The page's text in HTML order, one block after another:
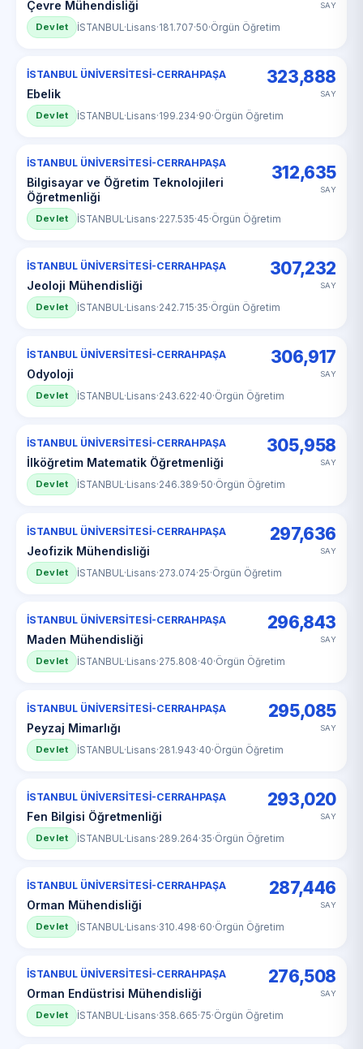
Çevre Mühendisliği SAY
Devlet İSTANBUL ·Lisans·181.707·50·Örgün Öğretim
İSTANBUL ÜNİVERSİTESİ-CERRAHPAŞA
Ebelik
323,888
SAY
Devlet İSTANBUL ·Lisans·199.234·90·Örgün Öğretim
İSTANBUL ÜNİVERSİTESİ-CERRAHPAŞA
Bilgisayar ve Öğretim Teknolojileri
Öğretmenliği
312,635
SAY
Devlet İSTANBUL ·Lisans·227.535·45·Örgün Öğretim
İSTANBUL ÜNİVERSİTESİ-CERRAHPAŞA
Jeoloji Mühendisliği
307,232
SAY
Devlet İSTANBUL ·Lisans·242.715·35·Örgün Öğretim
İSTANBUL ÜNİVERSİTESİ-CERRAHPAŞA
Odyoloji
306,917
SAY
Devlet İSTANBUL ·Lisans·243.622·40·Örgün Öğretim
İSTANBUL ÜNİVERSİTESİ-CERRAHPAŞA
İlköğretim Matematik Öğretmenliği
305,958
SAY
Devlet İSTANBUL ·Lisans·246.389·50·Örgün Öğretim
İSTANBUL ÜNİVERSİTESİ-CERRAHPAŞA
Jeofizik Mühendisliği
297,636
SAY
Devlet İSTANBUL ·Lisans·273.074·25·Örgün Öğretim
İSTANBUL ÜNİVERSİTESİ-CERRAHPAŞA
Maden Mühendisliği
296,843
SAY
Devlet İSTANBUL ·Lisans·275.808·40·Örgün Öğretim
İSTANBUL ÜNİVERSİTESİ-CERRAHPAŞA
Peyzaj Mimarlığı
295,085
SAY
Devlet İSTANBUL ·Lisans·281.943·40·Örgün Öğretim
İSTANBUL ÜNİVERSİTESİ-CERRAHPAŞA
Fen Bilgisi Öğretmenliği
293,020
SAY
Devlet İSTANBUL ·Lisans·289.264·35·Örgün Öğretim
İSTANBUL ÜNİVERSİTESİ-CERRAHPAŞA
Orman Mühendisliği
287,446
SAY
Devlet İSTANBUL ·Lisans·310.498·60·Örgün Öğretim
İSTANBUL ÜNİVERSİTESİ-CERRAHPAŞA
Orman Endüstrisi Mühendisliği
276,508
SAY
Devlet İSTANBUL ·Lisans·358.665·75·Örgün Öğretim